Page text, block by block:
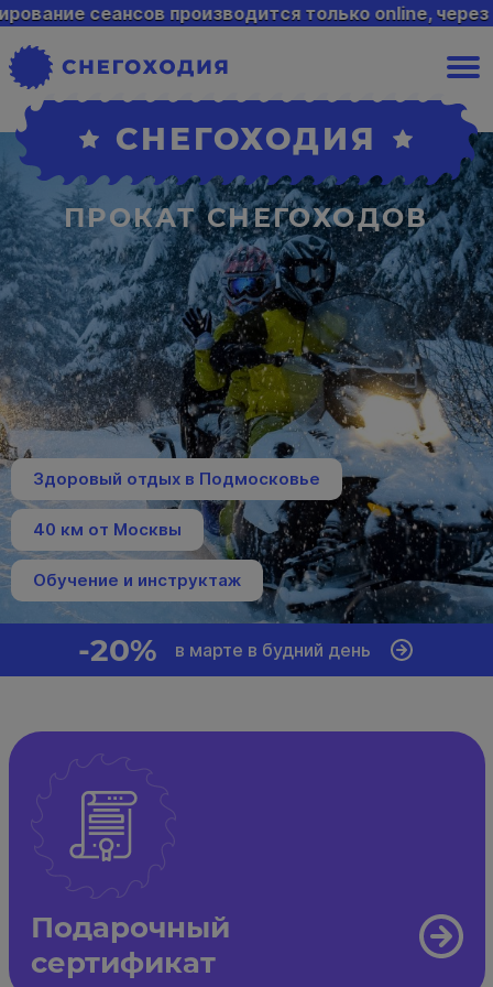
производится только online, через сайт,
СНЕГОХОДИЯ
ПРОКАТ СНЕГОХОДОВ
Здоровый отдых в Подмосковье
40 км от Москвы
Обучение и инструктаж
-20% в марте в будний день
Подарочный
сертификат